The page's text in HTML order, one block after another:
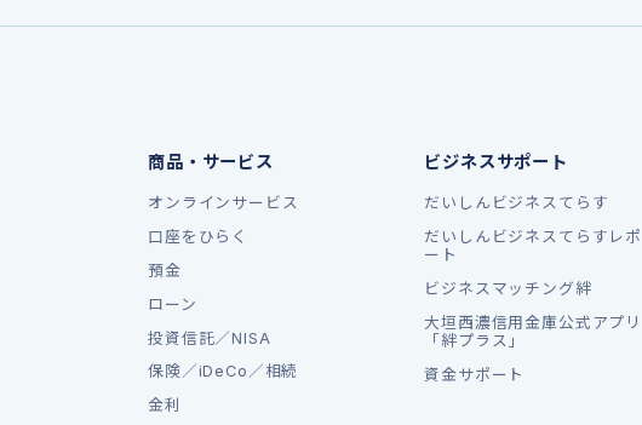
商品・サービス
オンラインサービス
口座をひらく
預金
ローン
投資信託／NISA
保険／iDeCo／相続
金利
ビジネスサポート
だいしんビジネスてらす
だいしんビジネスてらすレポ
ート
ビジネスマッチング絆
大垣西濃信用金庫公式アプリ
「絆プラス」
資金サポート